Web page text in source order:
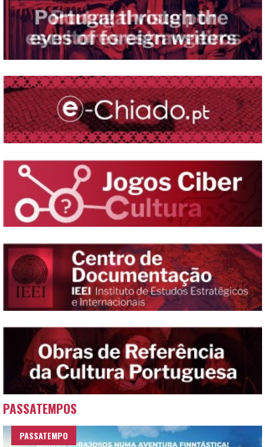
PASSATEMPOS
PASSATEMPO